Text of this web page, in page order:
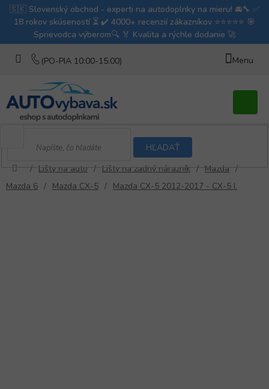
HĽADAŤ
košík
Domov
/ Lišty na auto / Lišty na zadný nárazník / Mazda /
Mazda 6 / Mazda CX-5 / Mazda CX-5 2012-2017 - CX-5 I.